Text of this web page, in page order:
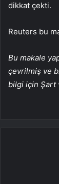
dikkat çekti.
Reuters bu
Bu makale
çevrilmiş ve
bilgi için Şart